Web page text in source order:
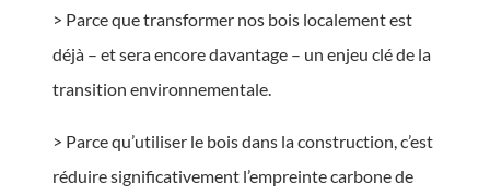
> Parce que transformer nos bois localement est
déjà – et sera encore davantage – un enjeu clé de la
transition environnementale.
> Parce qu’utiliser le bois dans la construction, c’est
réduire significativement l’empreinte carbone de